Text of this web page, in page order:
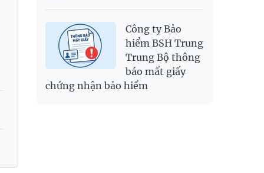
Công ty Bảo
hiểm BSH Trung
Trung Bộ thông
báo mất giấy
chứng nhận bảo hiểm